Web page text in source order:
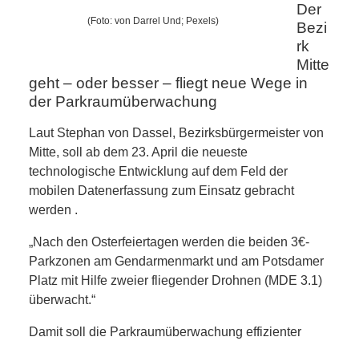
KIEK MA! /
MEINUNG
AUS DEM
KIEZ
GEWERBE
UND
GASTRONOMIE
(Foto: von Darrel Und; Pexels)
Der
Bezi
rk
Mitte
geht – oder besser – fliegt neue Wege in
der Parkraumüberwachung
Laut Stephan von Dassel, Bezirksbürgermeister von
Mitte, soll ab dem 23. April die neueste
technologische Entwicklung auf dem Feld der
mobilen Datenerfassung zum Einsatz gebracht
werden .
„Nach den Osterfeiertagen werden die beiden 3€-
Parkzonen am Gendarmenmarkt und am Potsdamer
Platz mit Hilfe zweier fliegender Drohnen (MDE 3.1)
überwacht.“
Damit soll die Parkraumüberwachung effizienter